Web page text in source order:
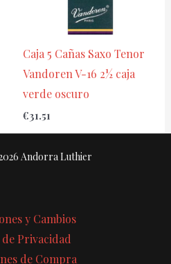
Caja 5 Cañas Saxo Tenor
Vandoren V-16 2½ caja
verde oscuro
€31.51
Andorra Luthier
y Cambios
Privacidad
de Compra